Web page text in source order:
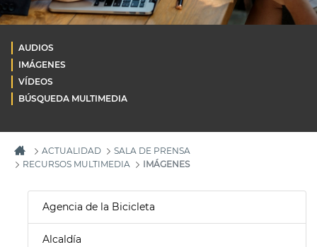
AUDIOS
IMÁGENES
VÍDEOS
BÚSQUEDA MULTIMEDIA
ACTUALIDAD
SALA DE PRENSA
RECURSOS MULTIMEDIA
IMÁGENES
Agencia de la Bicicleta
Alcaldía